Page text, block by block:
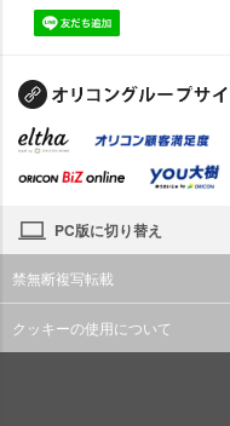
PC版に切り替え
禁無断複写転載
クッキーの使用について